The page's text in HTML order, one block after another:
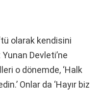
olarak kendisini
Devleti’ne
o dönemde, ‘Halk
Onlar da ‘Hayır biz